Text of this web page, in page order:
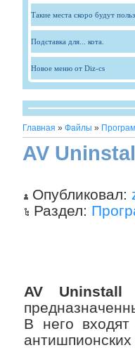
Такие места скоро будут
Подставка для... кота.
Новое меню от Diz-cs
Главная » Файлы »
AV
Опубликовал:
Раздел:
AV Uninstall
В него